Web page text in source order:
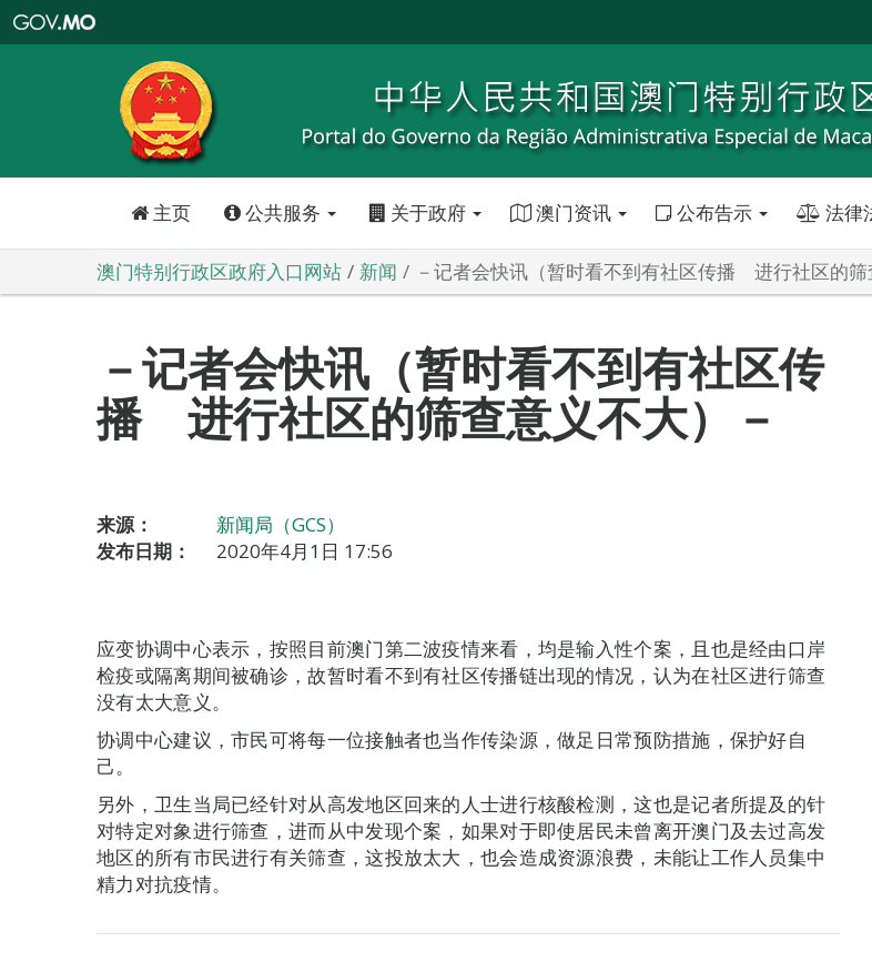
特
政
区
政
口
主页 公共服务 关于政府 澳门资讯 公布告示 法律
澳门特别行政区政府入口网站 新闻 －记者会快讯（暂时看不到有社区传播 进行社区的筛
－记者会快讯（暂时看不到有社区传
播 进行社区的筛查意义不大）－
来源：
新闻局（GCS）
发布日期：
2020年4月1日 17:56
应变协调中心表示，按照目前澳门第二波疫情来看，均是输入性个案，且也是经由口岸
检疫或隔离期间被确诊，故暂时看不到有社区传播链出现的情况，认为在社区进行筛查
没有太大意义。
协调中心建议，市民可将每一位接触者也当作传染源，做足日常预防措施，保护好自
己。
另外，卫生当局已经针对从高发地区回来的人士进行核酸检测，这也是记者所提及的针
对特定对象进行筛查，进而从中发现个案，如果对于即使居民未曾离开澳门及去过高发
地区的所有市民进行有关筛查，这投放太大，也会造成资源浪费，未能让工作人员集中
精力对抗疫情。